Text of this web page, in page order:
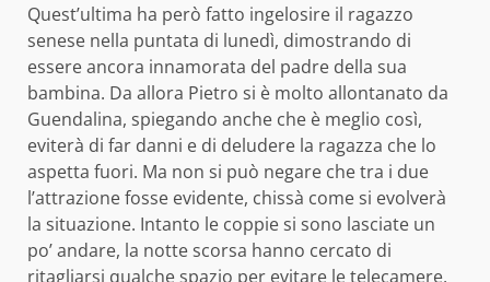
Quest’ultima ha però fatto ingelosire il ragazzo
senese nella puntata di lunedì, dimostrando di
essere ancora innamorata del padre della sua
bambina. Da allora Pietro si è molto allontanato da
Guendalina, spiegando anche che è meglio così,
eviterà di far danni e di deludere la ragazza che lo
aspetta fuori. Ma non si può negare che tra i due
l’attrazione fosse evidente, chissà come si evolverà
la situazione. Intanto le coppie si sono lasciate un
po’ andare, la notte scorsa hanno cercato di
ritagliarsi qualche spazio per evitare le telecamere,